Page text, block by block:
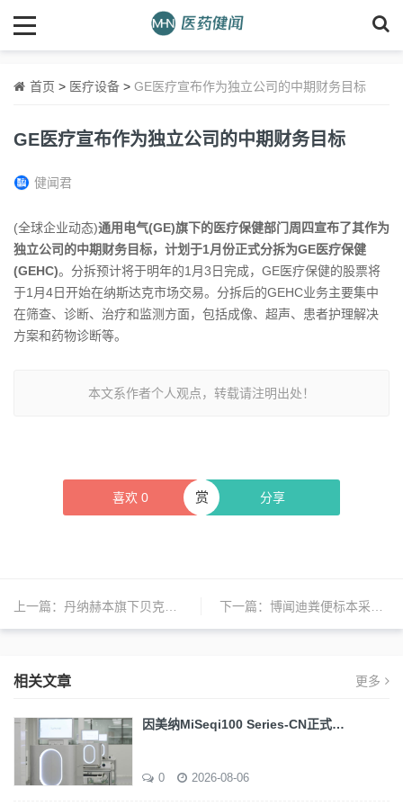
首页 > 医疗设备 > GE医疗宣布作为独立公司的中期财务目标
GE医疗宣布作为独立公司的中期财务目标
健闻君
(全球企业动态)通用电气(GE)旗下的医疗保健部门周四宣布了其作为
独立公司的中期财务目标，计划于1月份正式分拆为GE医疗保健
(GEHC)。分拆预计将于明年的1月3日完成，GE医疗保健的股票将
于1月4日开始在纳斯达克市场交易。分拆后的GEHC业务主要集中
在筛查、诊断、治疗和监测方面，包括成像、超声、患者护理解决
方案和药物诊断等。
本文系作者个人观点，转载请注明出处！
喜欢 0 分享
赏
上一篇： 丹纳赫本旗下贝克曼库尔特首条本土生产的自动化流水线正式交付 下一篇： 博闻迪粪便标本采样装置获美国专利批准及美国FDA营销批准
相关文章 更多
因美纳MiSeqi100 Series-CN正式…
0 2026-08-06